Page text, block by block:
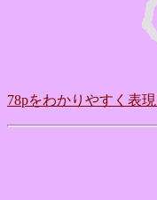
78pをわかりやすく表